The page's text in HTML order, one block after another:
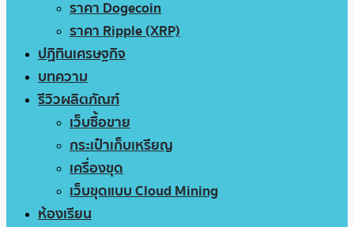
ราคา Dogecoin
ราคา Ripple (XRP)
ปฏิทินเศรษฐกิจ
บทความ
รีวิวผลิตภัณฑ์
เว็บซื้อขาย
กระเป๋าเก็บเหรียญ
เครื่องขุด
เว็บขุดแบบ Cloud Mining
ห้องเรียน